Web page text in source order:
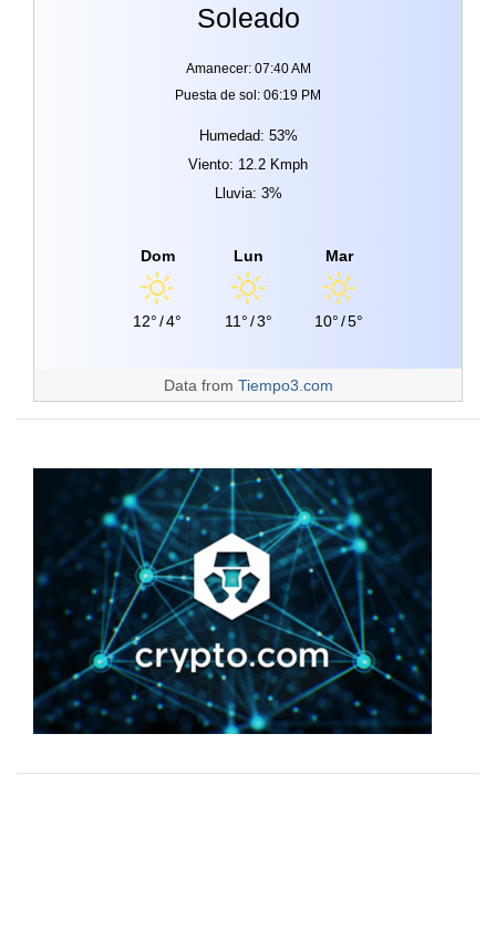
Soleado
Amanecer: 07:40 AM
Puesta de sol: 06:19 PM
Humedad: 53%
Viento: 12.2 Kmph
Lluvia: 3%
Dom
12°/4°
Lun
11°/3°
Mar
10°/5°
Data from Tiempo3.com